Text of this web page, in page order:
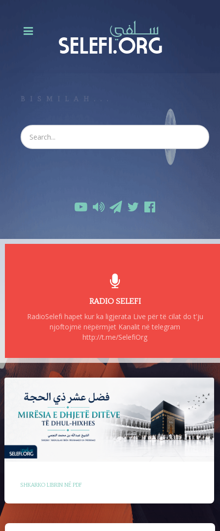
BISMILAH...
RADIO SELEFI
RadioSelefi hapet kur ka ligjerata Live për të cilat do t'ju
njoftojmë nëpërmjet Kanalit në telegram
http://t.me/SelefiOrg
SHKARKO LIBRIN NË PDF